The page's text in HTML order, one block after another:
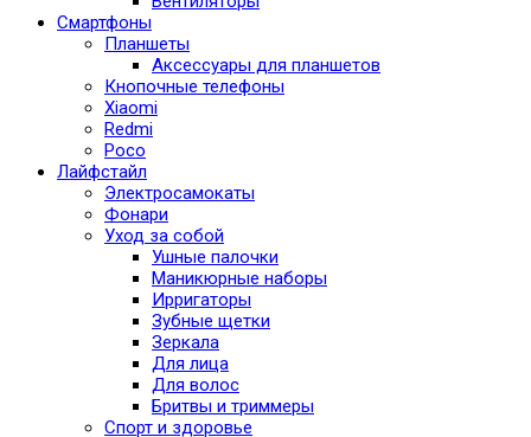
Смартфоны
Планшеты
Аксессуары для планшетов
Кнопочные телефоны
Xiaomi
Redmi
Poco
Лайфстайл
Электросамокаты
Фонари
Уход за собой
Ушные палочки
Маникюрные наборы
Ирригаторы
Зубные щетки
Зеркала
Для лица
Для волос
Бритвы и триммеры
Спорт и здоровье